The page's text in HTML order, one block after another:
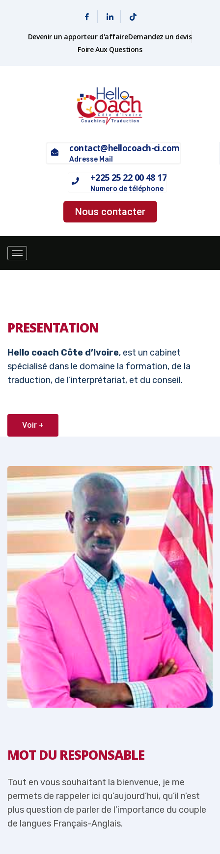
Devenir un apporteur d'affaireDemandez un devis
Foire Aux Questions
contact@hellocoach-ci.com
Adresse Mail
+225 25 22 00 48 17
Numero de téléphone
Nous contacter
PRESENTATION
Hello coach Côte d’Ivoire, est un cabinet
spécialisé dans le domaine la formation, de la
traduction, de l’interprétariat, et du conseil.
Voir +
MOT DU RESPONSABLE
Tout en vous souhaitant la bienvenue, je me
permets de rappeler ici qu’aujourd’hui, qu’il n’est
plus question de parler de l’importance du couple
de langues Français-Anglais.